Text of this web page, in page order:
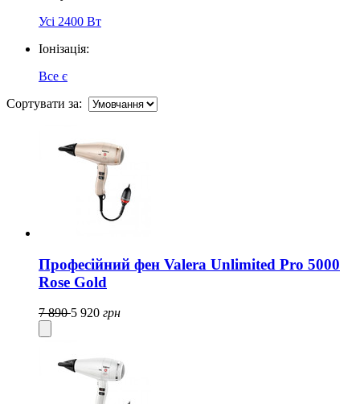
Усі 2400 Вт
Іонізація:
Все є
Сортувати за:
Професійний фен Valera Unlimited Pro 5000
Rose Gold
7 8905 920 грн